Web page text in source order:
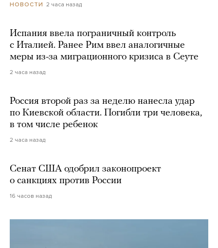
НОВОСТИ 2 часа назад
Испания ввела пограничный контроль
с Италией. Ранее Рим ввел аналогичные
меры из-за миграционного кризиса в Сеуте
2 часа назад
Россия второй раз за неделю нанесла удар
по Киевской области. Погибли три человека,
в том числе ребенок
2 часа назад
Сенат США одобрил законопроект
о санкциях против России
16 часов назад